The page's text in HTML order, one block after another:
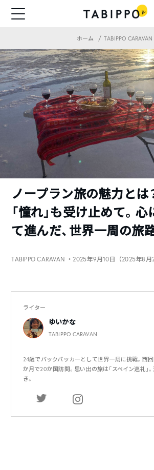
ホーム TABIPPO CARAVAN
ノープラン旅の魅力とは
「憧れ」も受け止めて。
て進んだ、世界一周の旅
TABIPPO CARAVAN ・2025年9月10日（2025年8月
ライター
ゆいかな
TABIPPO CARAVAN
24歳でバックパッカーとして世界一周に挑戦。西回
か月で20か国訪問。思い出の旅は「スペイン巡礼」。
き。